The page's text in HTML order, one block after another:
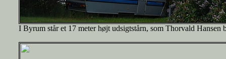
I Byrum står et 17 meter højt udsigtstårn, som Thorvald